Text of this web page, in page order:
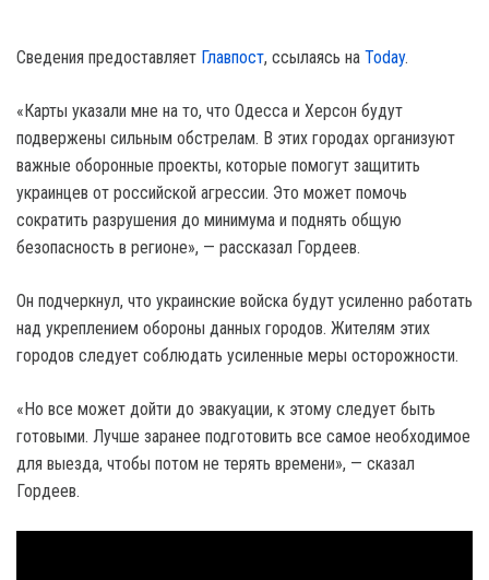
Сведения предоставляет Главпост, ссылаясь на Today.
«Карты указали мне на то, что Одесса и Херсон будут
подвержены сильным обстрелам. В этих городах организуют
важные оборонные проекты, которые помогут защитить
украинцев от российской агрессии. Это может помочь
сократить разрушения до минимума и поднять общую
безопасность в регионе», — рассказал Гордеев.
Он подчеркнул, что украинские войска будут усиленно работать
над укреплением обороны данных городов. Жителям этих
городов следует соблюдать усиленные меры осторожности.
«Но все может дойти до эвакуации, к этому следует быть
готовыми. Лучше заранее подготовить все самое необходимое
для выезда, чтобы потом не терять времени», — сказал
Гордеев.